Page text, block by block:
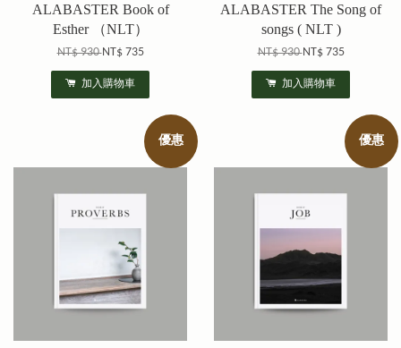
ALABASTER Book of
Esther （NLT）
NT$ 930NT$ 735
加入購物車
ALABASTER The Song of
songs ( NLT )
NT$ 930NT$ 735
加入購物車
優惠 優惠